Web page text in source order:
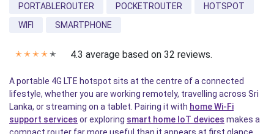
PORTABLEROUTER
POCKETROUTER
HOTSPOT
WIFI
SMARTPHONE
✭ ✭ ✭ ✭ ✭ 4.3 average based on 32 reviews.
A portable 4G LTE hotspot sits at the centre of a connected
lifestyle, whether you are working remotely, travelling across Sri
Lanka, or streaming on a tablet. Pairing it with home Wi-Fi
support services or exploring smart home IoT devices makes a
compact router far more useful than it appears at first glance.